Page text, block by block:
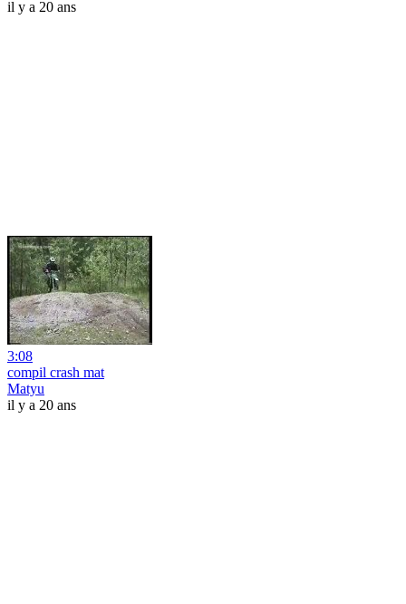
il y a 20 ans
3:08
compil crash mat
Matyu
il y a 20 ans